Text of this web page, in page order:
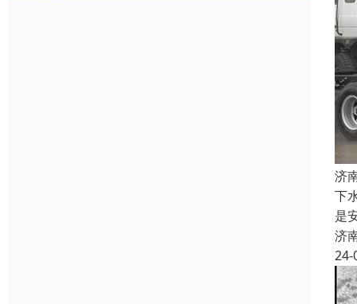
济
下
是
济
24-